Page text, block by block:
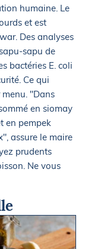
humaine. Le
et est
Des analyses
sapu de
bactéries E. coli
Ce qui
"Dans
en siomay
en pempek
assure le maire
prudents
Ne vous